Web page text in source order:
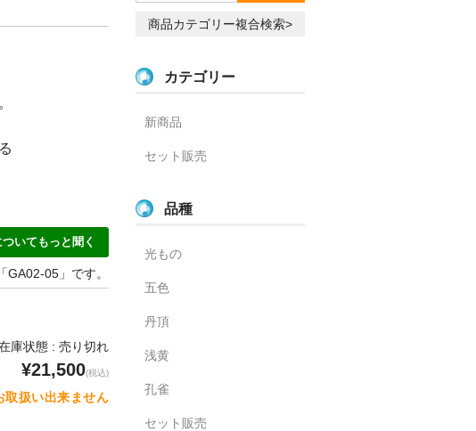
いてもっと聞く
GA02-05」です。
庫状態 : 売り切れ
¥21,500(税込)
取扱い出来ません
商品カテゴリー複合検索>
カテゴリー
新商品
セット販売
品種
光もの
五色
丹頂
浅黄
孔雀
セット販売